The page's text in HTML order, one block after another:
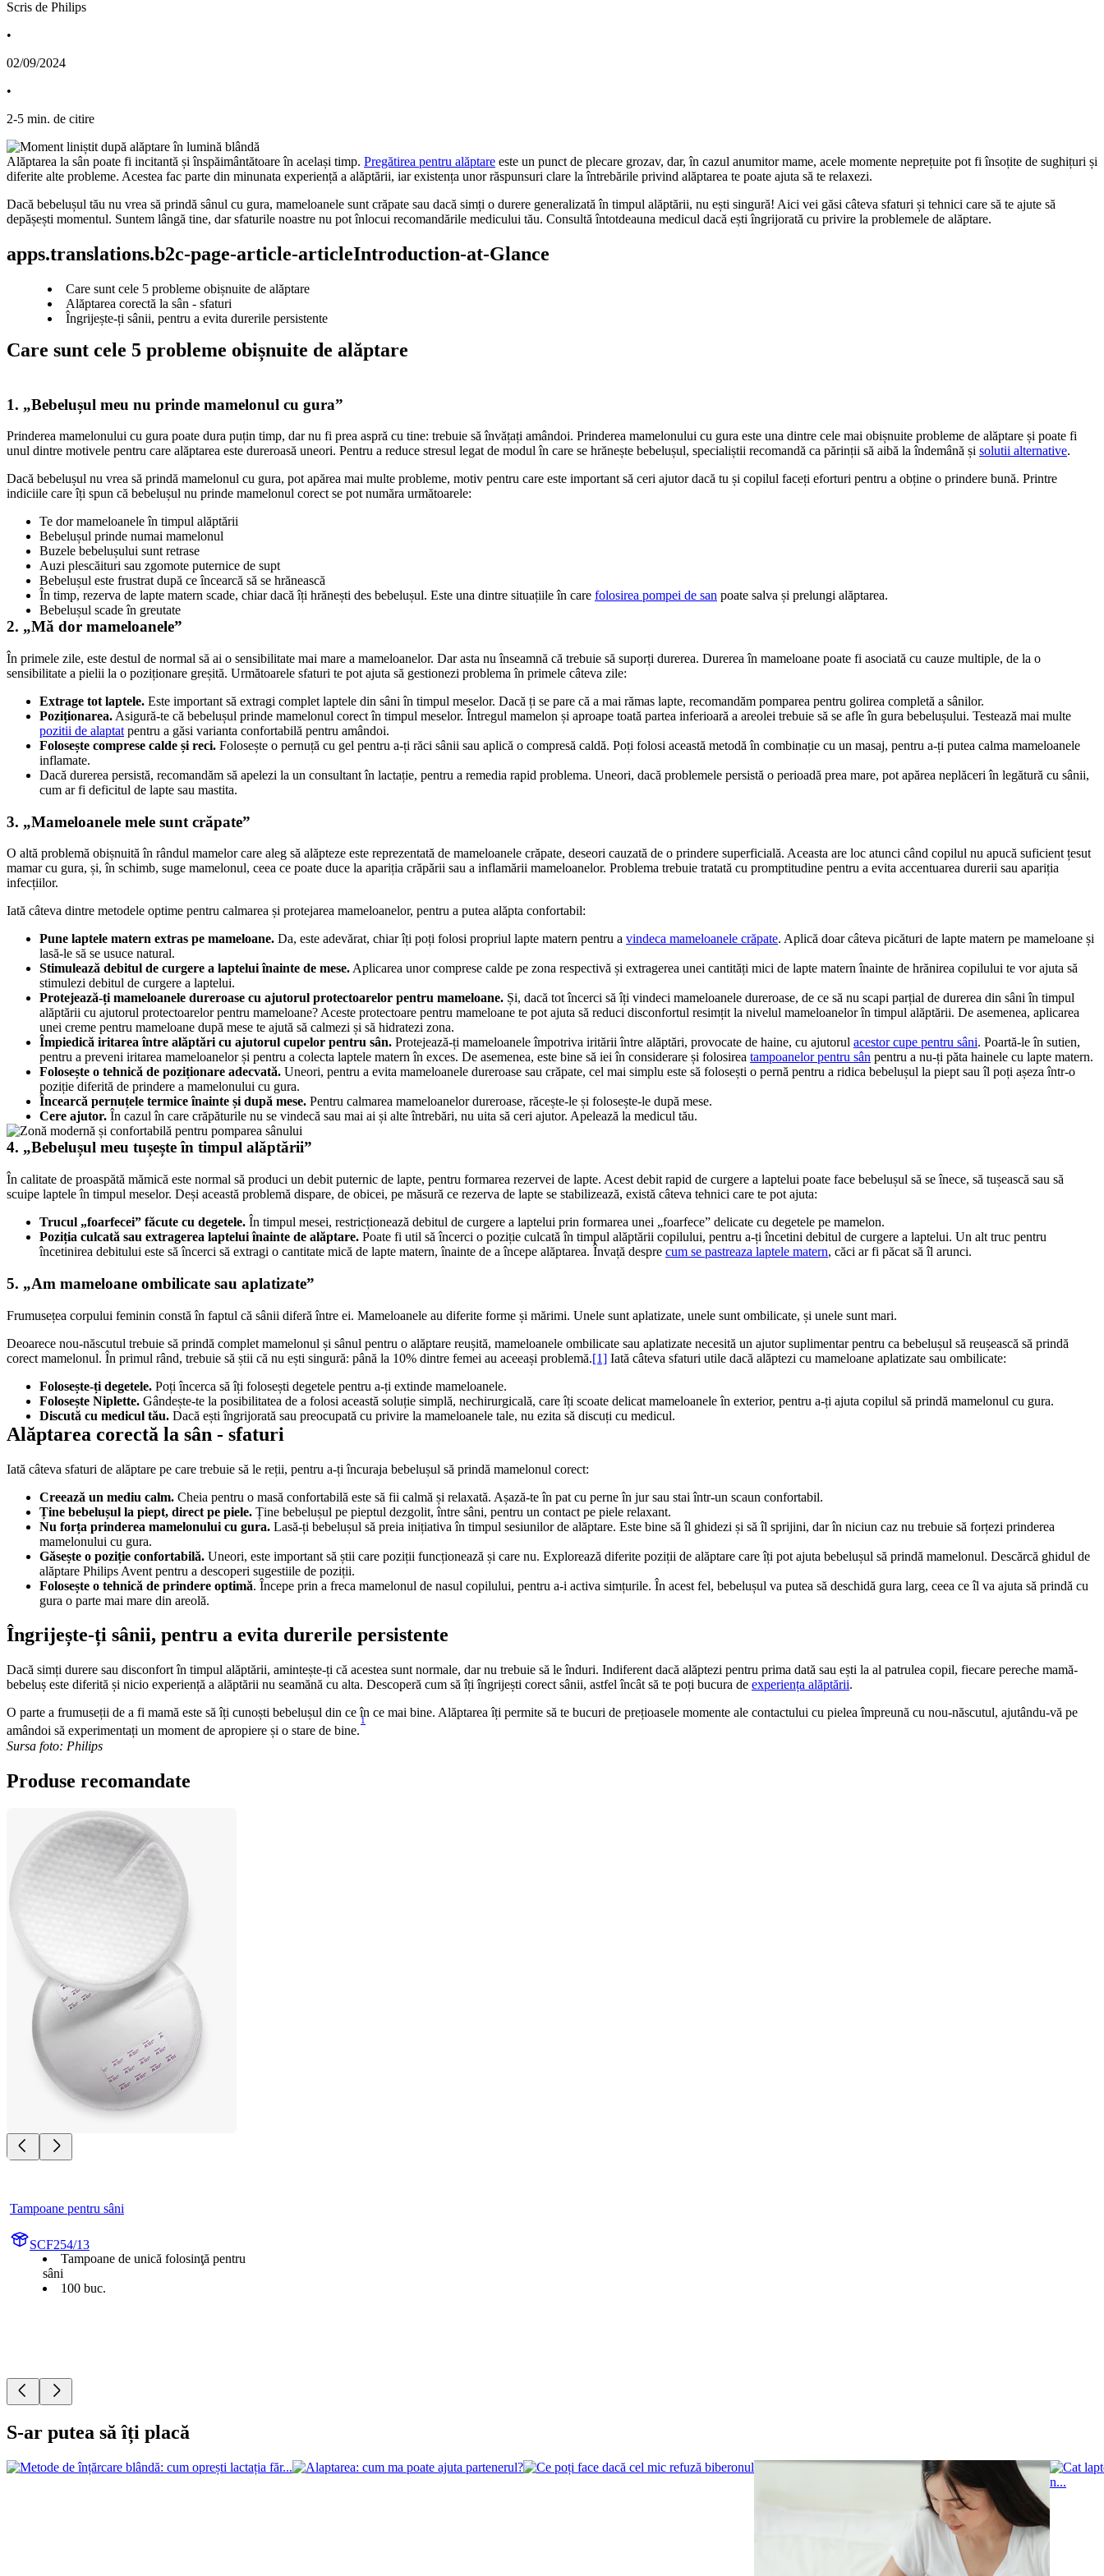
Scris de Philips
•
02/09/2024
•
2-5 min. de citire
Alăptarea la sân poate fi incitantă și înspăimântătoare în același timp. Pregătirea pentru alăptare este un punct de plecare grozav, dar, în cazul anumitor mame, acele momente neprețuite pot fi însoțite de sughițuri și
diferite alte probleme. Acestea fac parte din minunata experiență a alăptării, iar existența unor răspunsuri clare la întrebările privind alăptarea te poate ajuta să te relaxezi.
Dacă bebelușul tău nu vrea să prindă sânul cu gura, mameloanele sunt crăpate sau dacă simți o durere generalizată în timpul alăptării, nu ești singură! Aici vei găsi câteva sfaturi și tehnici care să te ajute să
depășești momentul. Suntem lângă tine, dar sfaturile noastre nu pot înlocui recomandările medicului tău. Consultă întotdeauna medicul dacă ești îngrijorată cu privire la problemele de alăptare.
apps.translations.b2c-page-article-articleIntroduction-at-Glance
Care sunt cele 5 probleme obișnuite de alăptare
Alăptarea corectă la sân - sfaturi
Îngrijește-ți sânii, pentru a evita durerile persistente
Care sunt cele 5 probleme obișnuite de alăptare
1. „Bebelușul meu nu prinde mamelonul cu gura”
Prinderea mamelonului cu gura poate dura puțin timp, dar nu fi prea aspră cu tine: trebuie să învățați amândoi. Prinderea mamelonului cu gura este una dintre cele mai obișnuite probleme de alăptare și poate fi
unul dintre motivele pentru care alăptarea este dureroasă uneori. Pentru a reduce stresul legat de modul în care se hrănește bebelușul, specialiștii recomandă ca părinții să aibă la îndemână și solutii alternative.
Dacă bebelușul nu vrea să prindă mamelonul cu gura, pot apărea mai multe probleme, motiv pentru care este important să ceri ajutor dacă tu și copilul faceți eforturi pentru a obține o prindere bună. Printre
indiciile care îți spun că bebelușul nu prinde mamelonul corect se pot număra următoarele:
Te dor mameloanele în timpul alăptării
Bebelușul prinde numai mamelonul
Buzele bebelușului sunt retrase
Auzi plescăituri sau zgomote puternice de supt
Bebelușul este frustrat după ce încearcă să se hrănească
În timp, rezerva de lapte matern scade, chiar dacă îți hrănești des bebelușul. Este una dintre situațiile în care folosirea pompei de san poate salva și prelungi alăptarea.
Bebelușul scade în greutate
2. „Mă dor mameloanele”
În primele zile, este destul de normal să ai o sensibilitate mai mare a mameloanelor. Dar asta nu înseamnă că trebuie să suporți durerea. Durerea în mameloane poate fi asociată cu cauze multiple, de la o
sensibilitate a pielii la o poziționare greșită. Următoarele sfaturi te pot ajuta să gestionezi problema în primele câteva zile:
Extrage tot laptele. Este important să extragi complet laptele din sâni în timpul meselor. Dacă ți se pare că a mai rămas lapte, recomandăm pomparea pentru golirea completă a sânilor.
Poziționarea.
pozitii de alaptat pentru a găsi varianta confortabilă pentru amândoi.
Folosește comprese calde și reci. Folosește o pernuță cu gel pentru a-ți răci sânii sau aplică o compresă caldă. Poți folosi această metodă în combinație cu un masaj, pentru a-ți putea calma mameloanele
inflamate.
Dacă durerea persistă, recomandăm să apelezi la un consultant în lactație, pentru a remedia rapid problema. Uneori, dacă problemele persistă o perioadă prea mare, pot apărea neplăceri în legătură cu sânii,
cum ar fi deficitul de lapte sau mastita.
3. „Mameloanele mele sunt crăpate”
O altă problemă obișnuită în rândul mamelor care aleg să alăpteze este reprezentată de mameloanele crăpate, deseori cauzată de o prindere superficială. Aceasta are loc atunci când copilul nu apucă suficient țesut
mamar cu gura, și, în schimb, suge mamelonul, ceea ce poate duce la apariția crăpării sau a inflamării mameloanelor. Problema trebuie tratată cu promptitudine pentru a evita accentuarea durerii sau apariția
infecțiilor.
Iată câteva dintre metodele optime pentru calmarea și protejarea mameloanelor, pentru a putea alăpta confortabil:
Pune laptele matern extras pe mameloane. Da, este adevărat, chiar îți poți folosi propriul lapte matern pentru a vindeca mameloanele crăpate. Aplică doar câteva picături de lapte matern pe mameloane și
lasă-le să se usuce natural.
Stimulează debitul de curgere a laptelui înainte de mese. Aplicarea unor comprese calde pe zona respectivă și extragerea unei cantități mici de lapte matern înainte de hrănirea copilului te vor ajuta să
stimulezi debitul de curgere a laptelui.
Protejează-ți mameloanele dureroase cu ajutorul protectoarelor pentru mameloane. Și, dacă tot încerci să îți vindeci mameloanele dureroase, de ce să nu scapi parțial de durerea din sâni în timpul
alăptării cu ajutorul protectoarelor pentru mameloane? Aceste protectoare pentru mameloane te pot ajuta să reduci disconfortul resimțit la nivelul mameloanelor în timpul alăptării. De asemenea, aplicarea
unei creme pentru mameloane după mese te ajută să calmezi și să hidratezi zona.
Împiedică iritarea între alăptări cu ajutorul cupelor pentru sân. Protejează-ți mameloanele împotriva iritării între alăptări, provocate de haine, cu ajutorul acestor cupe pentru sâni. Poartă-le în sutien,
pentru a preveni iritarea mameloanelor și pentru a colecta laptele matern în exces. De asemenea, este bine să iei în considerare și folosirea tampoanelor pentru sân pentru a nu-ți păta hainele cu lapte matern.
Folosește o tehnică de poziționare adecvată. Uneori, pentru a evita mameloanele dureroase sau crăpate, cel mai simplu este să folosești o pernă pentru a ridica bebelușul la piept sau îl poți așeza într-o
poziție diferită de prindere a mamelonului cu gura.
Încearcă pernuțele termice înainte și după mese. Pentru calmarea mameloanelor dureroase, răcește-le și folosește-le după mese.
Cere ajutor. În cazul în care crăpăturile nu se vindecă sau mai ai și alte întrebări, nu uita să ceri ajutor. Apelează la medicul tău.
4. „Bebelușul meu tușește în timpul alăptării”
În calitate de proaspătă mămică este normal să produci un debit puternic de lapte, pentru formarea rezervei de lapte. Acest debit rapid de curgere a laptelui poate face bebelușul să se înece, să tușească sau să
scuipe laptele în timpul meselor. Deși această problemă dispare, de obicei, pe măsură ce rezerva de lapte se stabilizează, există câteva tehnici care te pot ajuta:
Trucul „foarfecei” făcute cu degetele. În timpul mesei, restricționează debitul de curgere a laptelui prin formarea unei „foarfece” delicate cu degetele pe mamelon.
Poziția culcată sau extragerea laptelui înainte de alăptare. Poate fi util să încerci o poziție culcată în timpul alăptării copilului, pentru a-ți încetini debitul de curgere a laptelui. Un alt truc pentru
încetinirea debitului este să încerci să extragi o cantitate mică de lapte matern, înainte de a începe alăptarea. Învață despre cum se pastreaza laptele matern, căci ar fi păcat să îl arunci.
5. „Am mameloane ombilicate sau aplatizate”
Frumusețea corpului feminin constă în faptul că sânii diferă între ei. Mameloanele au diferite forme și mărimi. Unele sunt aplatizate, unele sunt ombilicate, și unele sunt mari.
Deoarece nou-născutul trebuie să prindă complet mamelonul și sânul pentru o alăptare reușită, mameloanele ombilicate sau aplatizate necesită un ajutor suplimentar pentru ca bebelușul să reușească să prindă
corect mamelonul. În primul rând, trebuie să știi că nu ești singură: până la 10% dintre femei au aceeași problemă.[1] Iată câteva sfaturi utile dacă alăptezi cu mameloane aplatizate sau ombilicate:
Folosește-ți degetele. Poți încerca să îți folosești degetele pentru a-ți extinde mameloanele.
Folosește Niplette. Gândește-te la posibilitatea de a folosi această soluție simplă, nechirurgicală, care îți scoate delicat mameloanele în exterior, pentru a-ți ajuta copilul să prindă mamelonul cu gura.
Discută cu medicul tău. Dacă ești îngrijorată sau preocupată cu privire la mameloanele tale, nu ezita să discuți cu medicul.
Alăptarea corectă la sân - sfaturi
Iată câteva sfaturi de alăptare pe care trebuie să le reții, pentru a-ți încuraja bebelușul să prindă mamelonul corect:
Creează un mediu calm. Cheia pentru o masă confortabilă este să fii calmă și relaxată. Așază-te în pat cu perne în jur sau stai într-un scaun confortabil.
Ține bebelușul la piept, direct pe piele. Ține bebelușul pe pieptul dezgolit, între sâni, pentru un contact pe piele relaxant.
Nu forța prinderea mamelonului cu gura. Lasă-ți bebelușul să preia inițiativa în timpul sesiunilor de alăptare. Este bine să îl ghidezi și să îl sprijini, dar în niciun caz nu trebuie să forțezi prinderea
mamelonului cu gura.
Găsește o poziție confortabilă. Uneori, este important să știi care poziții funcționează și care nu. Explorează diferite poziții de alăptare care îți pot ajuta bebelușul să prindă mamelonul. Descărcă ghidul de
alăptare Philips Avent pentru a descoperi sugestiile de poziții.
Folosește o tehnică de prindere optimă. Începe prin a freca mamelonul de nasul copilului, pentru a-i activa simțurile. În acest fel, bebelușul va putea să deschidă gura larg, ceea ce îl va ajuta să prindă cu
gura o parte mai mare din areolă.
Îngrijește-ți sânii, pentru a evita durerile persistente
Dacă simți durere sau disconfort în timpul alăptării, amintește-ți că acestea sunt normale, dar nu trebuie să le înduri. Indiferent dacă alăptezi pentru prima dată sau ești la al patrulea copil, fiecare pereche mamă-
bebeluș este diferită și nicio experiență a alăptării nu seamănă cu alta. Descoperă cum să îți îngrijești corect sânii, astfel încât să te poți bucura de experiența alăptării.
O parte a frumuseții de a fi mamă este să îți cunoști bebelușul din ce în ce mai bine. Alăptarea îți permite să te bucuri de prețioasele momente ale contactului cu pielea împreună cu nou-născutul, ajutându-vă pe
amândoi să experimentați un moment de apropiere și o stare de bine.
1
Sursa foto: Philips
Produse recomandate
Tampoane pentru sâni
SCF254/13
Tampoane de unică folosinţă pentru
sâni
100 buc.
S-ar putea să îți placă